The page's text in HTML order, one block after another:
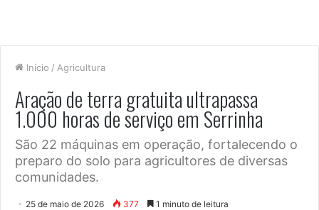
Início / Agricultura
Aração de terra gratuita ultrapassa
1.000 horas de serviço em Serrinha
São 22 máquinas em operação, fortalecendo o
preparo do solo para agricultores de diversas
comunidades.
25 de maio de 2026 377 1 minuto de leitura